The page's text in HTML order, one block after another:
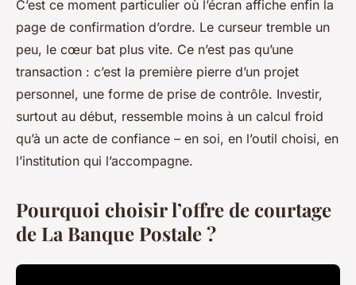
Pourquoi opter pour easy
bourse la banque postale pour
investir ?
Victor•10/06/2026 00:30•9 min de lecture
C’est ce moment particulier où l’écran affiche enfin la
page de confirmation d’ordre. Le curseur tremble un
peu, le cœur bat plus vite. Ce n’est pas qu’une
transaction : c’est la première pierre d’un projet
personnel, une forme de prise de contrôle. Investir,
surtout au début, ressemble moins à un calcul froid
qu’à un acte de confiance – en soi, en l’outil choisi, en
l’institution qui l’accompagne.
Pourquoi choisir l’offre de courtage
de La Banque Postale ?